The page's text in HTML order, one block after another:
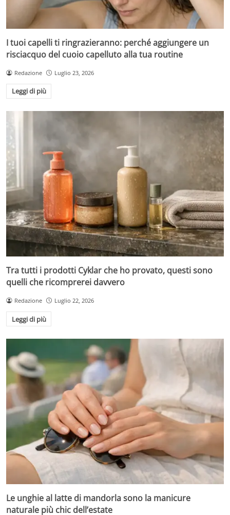
I tuoi capelli ti ringrazieranno: perché aggiungere un
risciacquo del cuoio capelluto alla tua routine
Redazione Luglio 23, 2026
Leggi di più
Tra tutti i prodotti Cyklar che ho provato, questi sono
quelli che ricomprerei davvero
Redazione Luglio 22, 2026
Leggi di più
Le unghie al latte di mandorla sono la manicure
naturale più chic dell’estate